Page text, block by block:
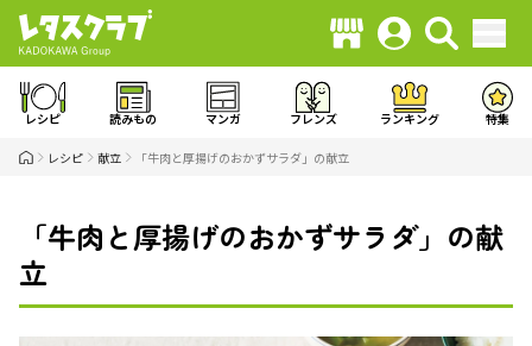
レシピ 読みもの マンガ フレンズ ランキング 特集
レシピ 献立 「牛肉と厚揚げのおかずサラダ」の献立
「牛肉と厚揚げのおかずサラダ」の献
立